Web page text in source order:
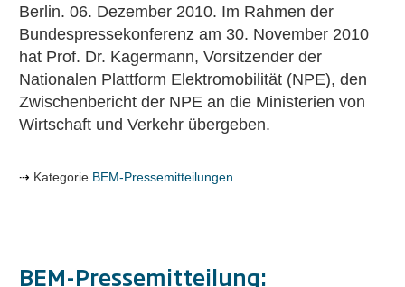
Berlin. 06. Dezember 2010. Im Rahmen der
Bundespressekonferenz am 30. November 2010
hat Prof. Dr. Kagermann, Vorsitzender der
Nationalen Plattform Elektromobilität (NPE), den
Zwischenbericht der NPE an die Ministerien von
Wirtschaft und Verkehr übergeben.
Kategorie BEM-Pressemitteilungen
BEM-Pressemitteilung: